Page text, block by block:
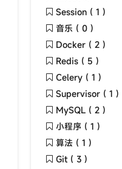
Session ( 1 )
音乐 ( 0 )
Docker ( 2 )
Redis ( 5 )
Celery ( 1 )
Supervisor ( 1 )
MySQL ( 2 )
小程序 ( 1 )
算法 ( 1 )
Git ( 3 )